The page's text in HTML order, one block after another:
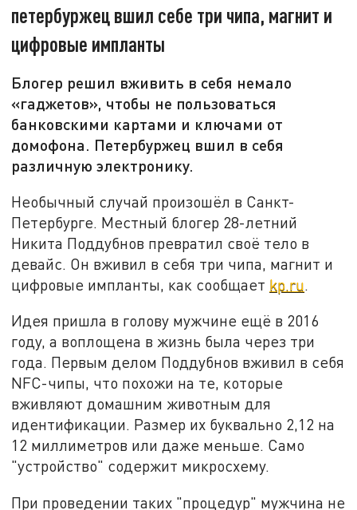
петербуржец вшил себе три чипа, магнит и
цифровые импланты
Блогер решил вживить в себя немало
«гаджетов», чтобы не пользоваться
банковскими картами и ключами от
домофона. Петербуржец вшил в себя
различную электронику.
Необычный случай произошёл в Санкт-
Петербурге. Местный блогер 28-летний
Никита Поддубнов превратил своё тело в
девайс. Он вживил в себя три чипа, магнит и
цифровые импланты, как сообщает kp.ru.
Идея пришла в голову мужчине ещё в 2016
году, а воплощена в жизнь была через три
года. Первым делом Поддубнов вживил в себя
NFC-чипы, что похожи на те, которые
вживляют домашним животным для
идентификации. Размер их буквально 2,12 на
12 миллиметров или даже меньше. Само
"устройство" содержит микросхему.
При проведении таких "процедур" мужчина не